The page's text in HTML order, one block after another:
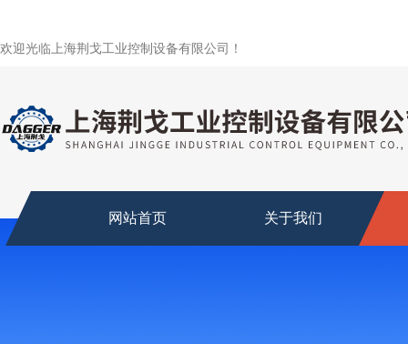
欢迎光临上海荆戈工业控制设备有限公司！
网站首页 关于我们